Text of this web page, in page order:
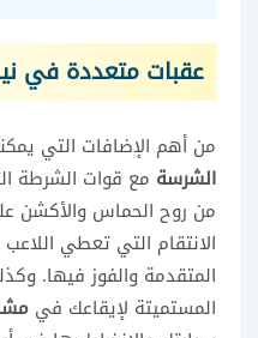
عقبات متعددة في
من أهم الإضافات التي
الشرسة مع قوات الشرطة
من روح الحماس والأكشن
الانتقام التي تعطي
المتقدمة والفوز فيها.
المستميتة لإيقاعك في